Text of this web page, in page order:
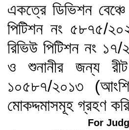
একত্রে ডিভিশন
পিটিশন নং ৫৮৭৫/
রিভিউ পিটিশন নং
ও শুনানীর জন্য
১০৫৮৭/২০১৩
মোকদ্দমাসমূহ গ্রহণ
For